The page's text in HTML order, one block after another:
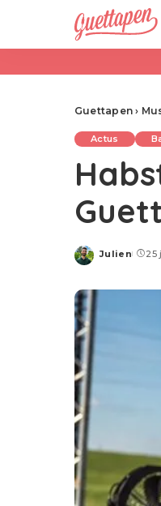
Guettapen ›
Actus
Posted
Julien 25